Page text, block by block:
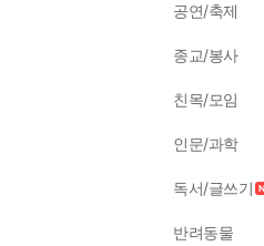
공연/축제
종교/봉사
친목/모임
인문/과학
독서/글쓰기
반려동물